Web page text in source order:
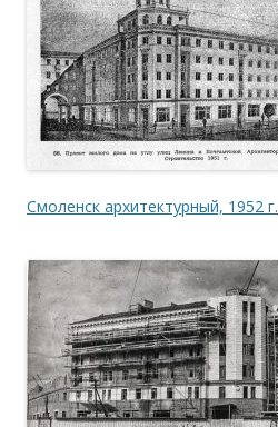
Смоленск архитектурный, 1952 г.